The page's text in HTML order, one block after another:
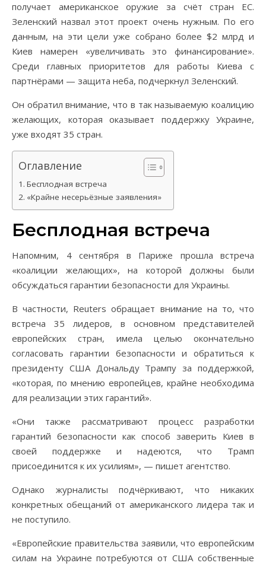
получает американское оружие за счёт стран ЕС.
Зеленский назвал этот проект очень нужным. По его
данным, на эти цели уже собрано более $2 млрд и
Киев намерен «увеличивать это финансирование».
Среди главных приоритетов для работы Киева с
партнёрами — защита неба, подчеркнул Зеленский.
Он обратил внимание, что в так называемую коалицию
желающих, которая оказывает поддержку Украине,
уже входят 35 стран.
Оглавление
Бесплодная встреча
«Крайне несерьёзные заявления»
Бесплодная встреча
Напомним, 4 сентября в Париже прошла встреча
«коалиции желающих», на которой должны были
обсуждаться гарантии безопасности для Украины.
В частности, Reuters обращает внимание на то, что
встреча 35 лидеров, в основном представителей
европейских стран, имела целью окончательно
согласовать гарантии безопасности и обратиться к
президенту США Дональду Трампу за поддержкой,
«которая, по мнению европейцев, крайне необходима
для реализации этих гарантий».
«Они также рассматривают процесс разработки
гарантий безопасности как способ заверить Киев в
своей поддержке и надеются, что Трамп
присоединится к их усилиям», — пишет агентство.
Однако журналисты подчёркивают, что никаких
конкретных обещаний от американского лидера так и
не поступило.
«Европейские правительства заявили, что европейским
силам на Украине потребуются от США собственные